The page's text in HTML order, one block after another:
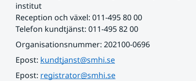
institut
Reception och växel: 011-495 80 00
Telefon kundtjänst: 011-495 82 00
Organisationsnummer: 202100-0696
Epost: kundtjanst@smhi.se
Epost: registrator@smhi.se